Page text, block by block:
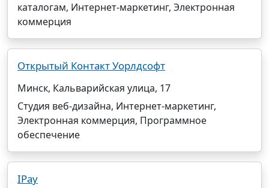
каталогам, Интернет-маркетинг, Электронная
коммерция
Открытый Контакт Уорлдсофт
Минск, Кальварийская улица, 17
Студия веб-дизайна, Интернет-маркетинг,
Электронная коммерция, Программное
обеспечение
IPay